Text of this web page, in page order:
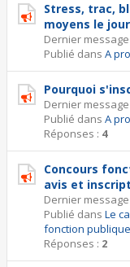
Stress, trac,
moyens le jour
Dernier
Publié dans A
Pourquoi
Dernier
Publié dans A
Réponses : 4
Concours
avis et
Dernier
Publié dans Le
fonction publique
Réponses : 2